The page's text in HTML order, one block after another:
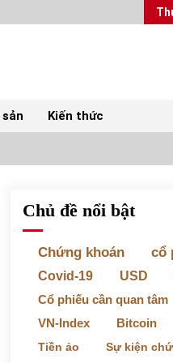
Kiến thức
Top 10 mặt hàng Việt
nhất tháng 5/2022
Bất ổn từ các cuộc đấu
31/05/2022
Chứng khoán ngày 30/
Chủ đề nổi bật
Chứng khoán cổ
Covid-19 USD
Cổ phiếu cần quan tâm
VN-Index Bitcoin
Tiền ảo
Sự kiện